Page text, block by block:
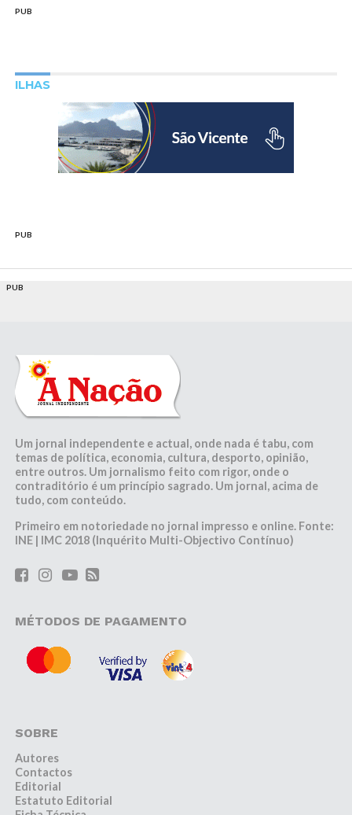
PUB
ILHAS
PUB
PUB
Um jornal independente e actual, onde nada é tabu, com
temas de política, economia, cultura, desporto, opinião,
entre outros. Um jornalismo feito com rigor, onde o
contraditório é um princípio sagrado. Um jornal, acima de
tudo, com conteúdo.
Primeiro em notoriedade no jornal impresso e online. Fonte:
INE | IMC 2018 (Inquérito Multi-Objectivo Contínuo)
MÉTODOS DE PAGAMENTO
SOBRE
Autores
Contactos
Editorial
Estatuto Editorial